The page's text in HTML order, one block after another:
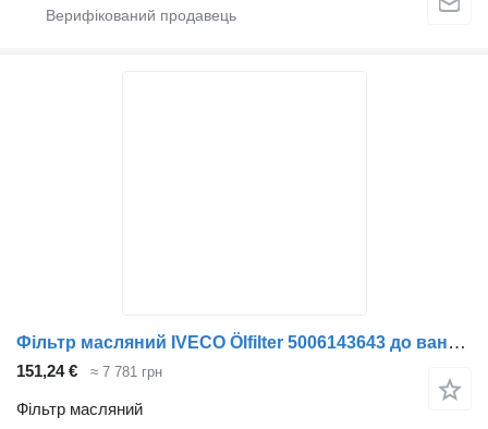
Фільтр масляний IVECO Ölfilter 5006143643 до вантажівки
151,24 € ≈ 7 781 грн
Фільтр масляний